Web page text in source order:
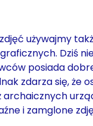
używajmy
Dziś
posiada
zdarza się, że
archaicznych
i zamglone